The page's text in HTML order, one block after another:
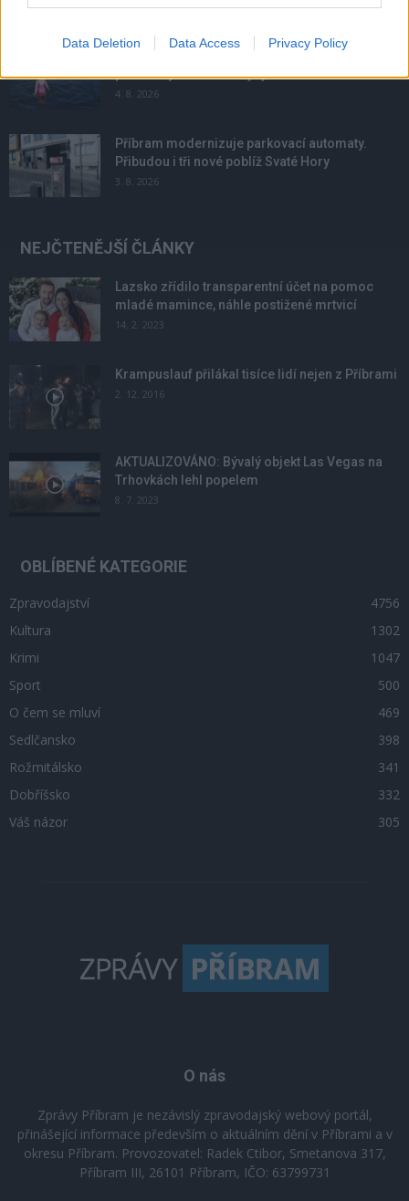
Data Deletion Data Access Privacy Policy
podmínky. Horší voda je jen...
4. 8. 2026
Příbram modernizuje parkovací automaty.
Přibudou i tři nové poblíž Svaté Hory
3. 8. 2026
NEJČTENĚJŠÍ ČLÁNKY
Lazsko zřídilo transparentní účet na pomoc
mladé mamince, náhle postižené mrtvicí
14. 2. 2023
Krampuslauf přilákal tisíce lidí nejen z Příbrami
2. 12. 2016
AKTUALIZOVÁNO: Bývalý objekt Las Vegas na
Trhovkách lehl popelem
8. 7. 2023
OBLÍBENÉ KATEGORIE
Zpravodajství
4756
Kultura
1302
Krimi
1047
Sport
500
O čem se mluví
469
Sedlčansko
398
Rožmitálsko
341
Dobříšsko
332
Váš názor
305
O nás
Zprávy Příbram je nezávislý zpravodajský webový portál,
přinášející informace především o aktuálním dění v Příbrami a v
okresu Příbram. Provozovatel: Radek Ctibor, Smetanova 317,
Příbram III, 26101 Příbram, IČO: 63799731